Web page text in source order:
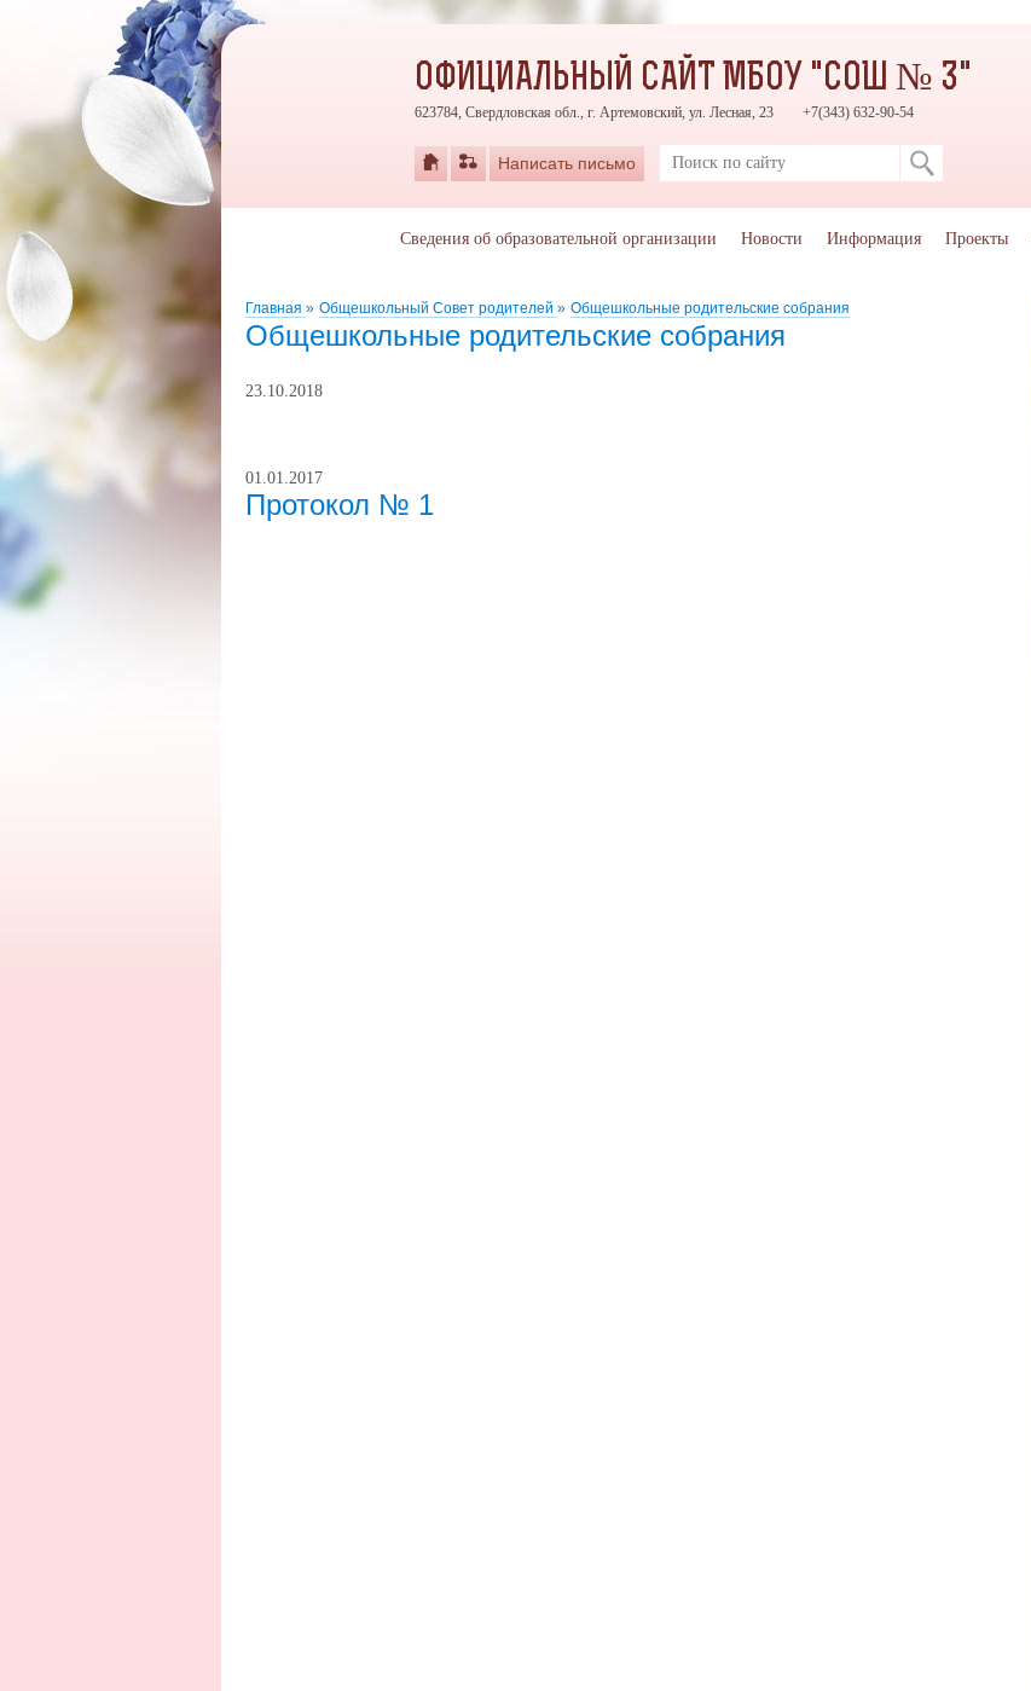
Главная » Общешкольный Совет родителей » Общешкольные родительские собрания
Общешкольные родительские собрания
23.10.2018
01.01.2017
Протокол № 1
ОФИЦИАЛЬНЫЙ САЙТ МБОУ "СОШ № 3"
623784, Свердловская обл., г. Артемовский, ул. Лесная, 23 +7(343) 632-90-54
Написать письмо
Сведения об образовательной организации Новости Информация Проекты